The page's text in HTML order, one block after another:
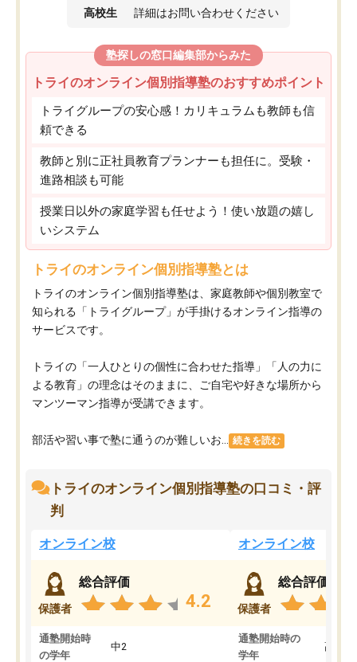
高校生 詳細はお問い合わせください
塾探しの窓口編集部からみた
トライのオンライン個別指導塾のおすすめポイント
トライグループの安心感！カリキュラムも教師も信
頼できる
教師と別に正社員教育プランナーも担任に。受験・
進路相談も可能
授業日以外の家庭学習も任せよう！使い放題の嬉し
いシステム
トライのオンライン個別指導塾とは
トライのオンライン個別指導塾は、家庭教師や個別教室で
知られる「トライグループ」が手掛けるオンライン指導の
サービスです。
トライの「一人ひとりの個性に合わせた指導」「人の力に
よる教育」の理念はそのままに、ご自宅や好きな場所から
マンツーマン指導が受講できます。
部活や習い事で塾に通うのが難しいお... 続きを読む
トライのオンライン個別指導塾の口コミ・評
判
オンライン校
保護者
総合評価
4.2
通塾開始時
の学年
中2
オンライン校
保護者
総合評価
通塾開始時の
学年
高3